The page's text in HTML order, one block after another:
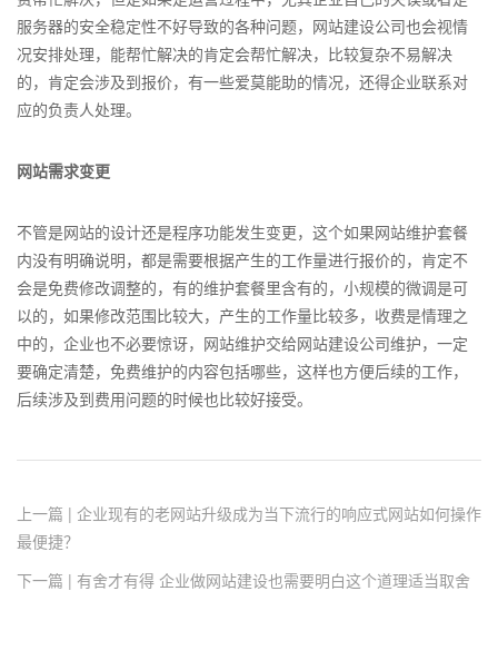
服务器的安全稳定性不好导致的各种问题，网站建设公司也会视情
况安排处理，能帮忙解决的肯定会帮忙解决，比较复杂不易解决
的，肯定会涉及到报价，有一些爱莫能助的情况，还得企业联系对
应的负责人处理。
网站需求变更
不管是网站的设计还是程序功能发生变更，这个如果网站维护套餐
内没有明确说明，都是需要根据产生的工作量进行报价的，肯定不
会是免费修改调整的，有的维护套餐里含有的，小规模的微调是可
以的，如果修改范围比较大，产生的工作量比较多，收费是情理之
中的，企业也不必要惊讶，网站维护交给网站建设公司维护，一定
要确定清楚，免费维护的内容包括哪些，这样也方便后续的工作，
后续涉及到费用问题的时候也比较好接受。
上一篇 | 企业现有的老网站升级成为当下流行的响应式网站如何操作
最便捷？
下一篇 | 有舍才有得 企业做网站建设也需要明白这个道理适当取舍